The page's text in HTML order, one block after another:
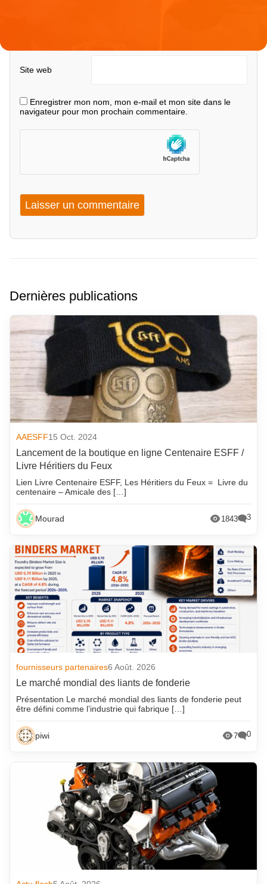
Site web
Enregistrer mon nom, mon e-mail et mon site dans le
navigateur pour mon prochain commentaire.
Dernières publications
AAESFF15 Oct. 2024
Lancement de la boutique en ligne Centenaire ESFF /
Livre Héritiers du Feux
Lien Livre Centenaire ESFF, Les Héritiers du Feux = Livre du
centenaire – Amicale des […]
Mourad 1843 3
fournisseurs partenaires6 Août. 2026
Le marché mondial des liants de fonderie
Présentation Le marché mondial des liants de fonderie peut
être défini comme l’industrie qui fabrique […]
piwi 7 0